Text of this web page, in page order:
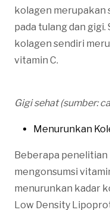
kolagen merupakan
pada tulang dan
kolagen sendiri
vitamin C.
Gigi sehat (sumber:
Menurunkan
Beberapa penelitian
mengonsumsi
menurunkan kadar
Low Density